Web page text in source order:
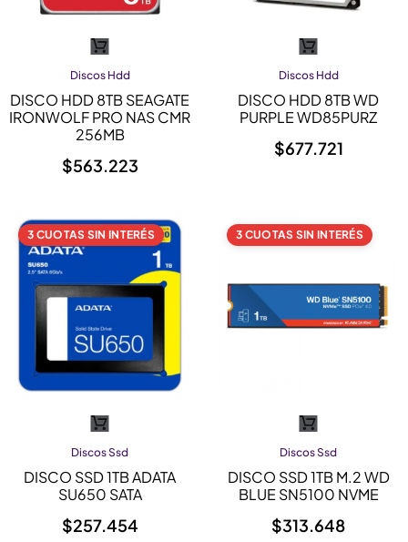
Discos Hdd
DISCO HDD 8TB SEAGATE
IRONWOLF PRO NAS CMR
256MB
$563.223
Discos Hdd
DISCO HDD 8TB WD
PURPLE WD85PURZ
$677.721
3 CUOTAS SIN INTERÉS
Discos Ssd
DISCO SSD 1TB ADATA
SU650 SATA
$257.454
3 CUOTAS SIN INTERÉS
Discos Ssd
DISCO SSD 1TB M.2 WD
BLUE SN5100 NVME
$313.648